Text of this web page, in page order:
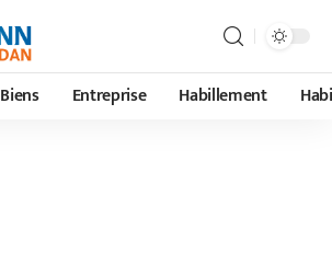
Biens Entreprise Habillement